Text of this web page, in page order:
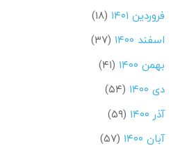
فروردین ۱۴۰۱
(۱۸)
اسفند ۱۴۰۰
(۳۷)
بهمن ۱۴۰۰
(۴۱)
دی ۱۴۰۰
(۵۴)
آذر ۱۴۰۰
(۵۹)
آبان ۱۴۰۰
(۵۷)